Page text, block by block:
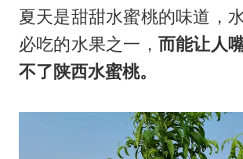
夏天是甜甜水蜜桃的味道，
必吃的水果之一， 而能让人
不了陕西水蜜桃。